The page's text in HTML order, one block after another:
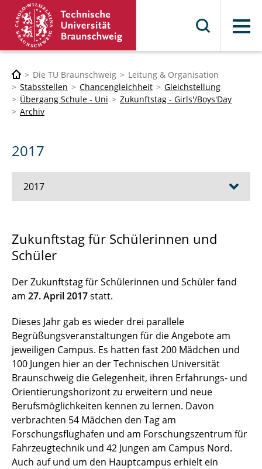
Menü
Die TU Braunschweig
Leitung & Organisation
Stabsstellen
Chancengleichheit
Gleichstellung
Übergang Schule - Uni
Zukunftstag - Girls'/Boys'Day
Archiv
2017
2017
Zukunftstag für Schülerinnen und
Schüler
Der Zukunftstag für Schülerinnen und Schüler fand
am 27. April 2017statt.
Dieses Jahr gab es wieder drei parallele
Begrüßungsveranstaltungen für die Angebote am
jeweiligen Campus. Es hatten fast 200 Mädchen und
100 Jungen hier an der Technischen Universität
Braunschweig die Gelegenheit, ihren Erfahrungs- und
Orientierungshorizont zu erweitern und neue
Berufsmöglichkeiten kennen zu lernen. Davon
verbrachten 54 Mädchen den Tag am
Forschungsflughafen und am Forschungszentrum für
Fahrzeugtechnik und 42 Jungen am Campus Nord.
Auch auf und um den Hauptcampus erhielt ein